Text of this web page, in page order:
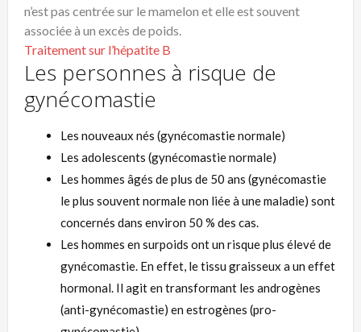
n’est pas centrée sur le mamelon et elle est souvent
associée à un excès de poids.
Traitement sur l’hépatite B
Les personnes à risque de
gynécomastie
Les nouveaux nés (gynécomastie normale)
Les adolescents (gynécomastie normale)
Les hommes âgés de plus de 50 ans (gynécomastie
le plus souvent normale non liée à une maladie) sont
concernés dans environ 50 % des cas.
Les hommes en surpoids ont un risque plus élevé de
gynécomastie. En effet, le tissu graisseux a un effet
hormonal. Il agit en transformant les androgènes
(anti-gynécomastie) en estrogènes (pro-